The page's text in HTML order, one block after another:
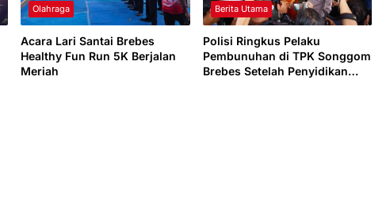
Olahraga
Acara Lari Santai Brebes
Healthy Fun Run 5K Berjalan
Meriah
Berita Utama
Polisi Ringkus Pelaku
Pembunuhan di TPK Songgom
Brebes Setelah Penyidikan